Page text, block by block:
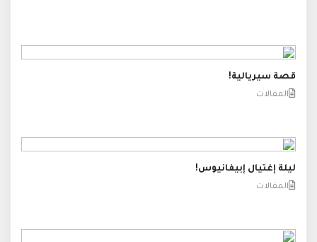
قصة سيريالية!
المقالات
ليلة إغتيال إبيفانيوس!
المقالات